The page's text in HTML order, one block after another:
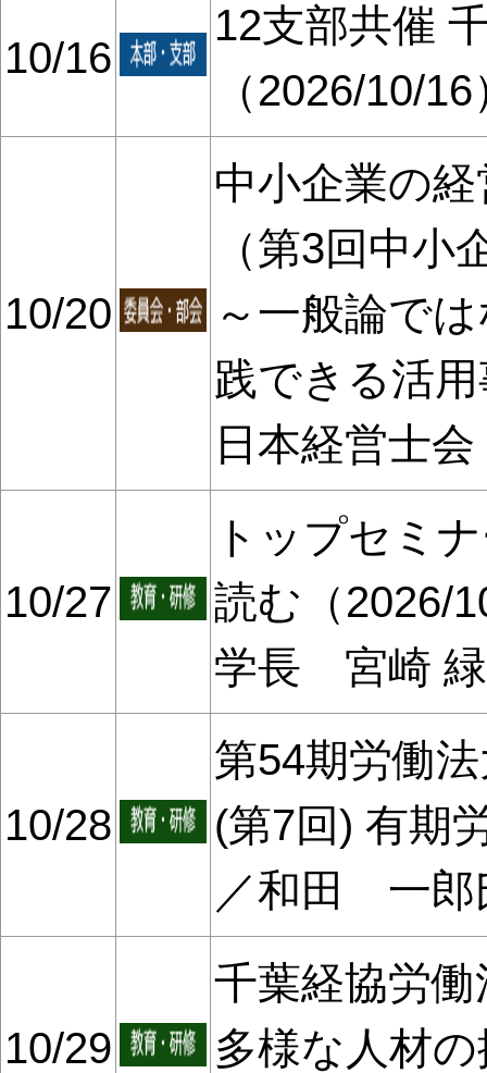
10/16
12支部共催
（2026/10/16
10/20
中小企業の
（第3回中小
～一般論で
践できる活
日本経営士
10/27
トップセミ
読む（2026/
学長 宮崎
10/28
第54期労働
(第7回) 有期
／和田 一郎
10/29
千葉経協労
多様な人材